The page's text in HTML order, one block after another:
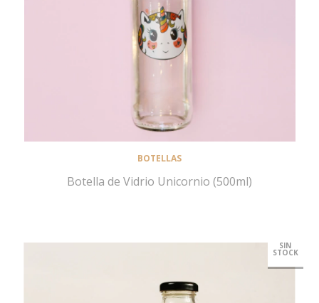
BOTELLAS
Botella de Vidrio Unicornio (500ml)
SIN
STOCK